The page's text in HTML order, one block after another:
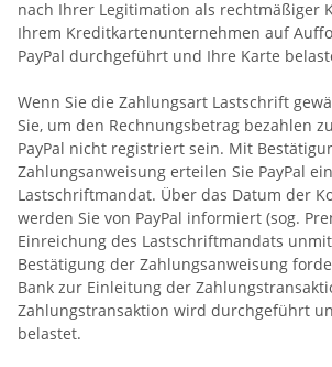
nach Ihrer Legitimation als rechtmäßiger
Ihrem Kreditkartenunternehmen auf
PayPal durchgeführt und Ihre Karte
Wenn Sie die Zahlungsart Lastschrift
Sie, um den Rechnungsbetrag bezahlen
PayPal nicht registriert sein. Mit
Zahlungsanweisung erteilen Sie PayPal ein
Lastschriftmandat. Über das Datum der
werden Sie von PayPal informiert (sog.
Einreichung des Lastschriftmandats
Bestätigung der Zahlungsanweisung
Bank zur Einleitung der
Zahlungstransaktion wird durchgeführt
belastet.